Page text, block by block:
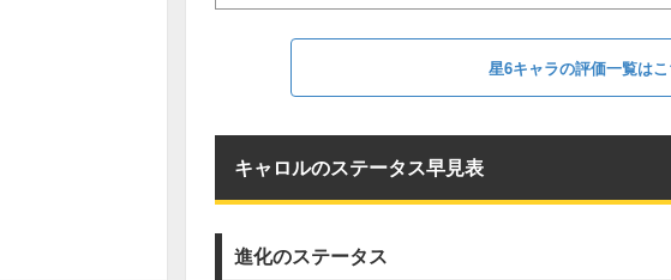
星6キャラの評価一覧は
キャロルのステータス早見表
進化のステータス